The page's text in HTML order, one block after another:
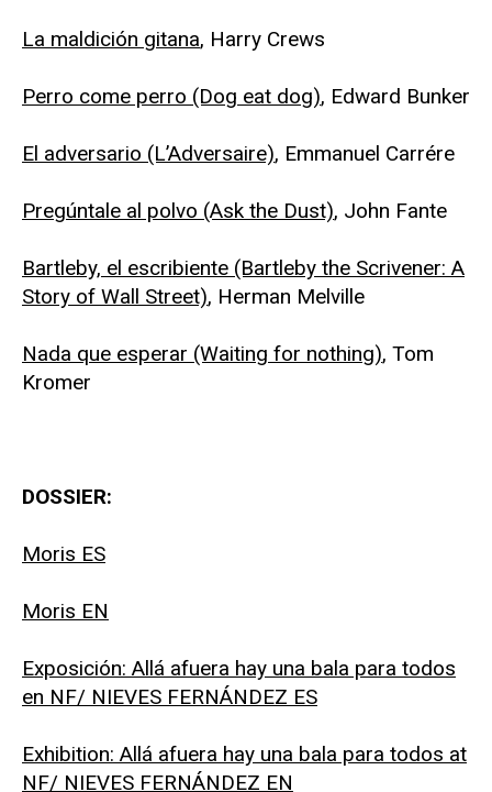
La maldición gitana, Harry Crews
Perro come perro (Dog eat dog), Edward Bunker
El adversario (L’Adversaire), Emmanuel Carrére
Pregúntale al polvo (Ask the Dust), John Fante
Bartleby, el escribiente (Bartleby the Scrivener: A
Story of Wall Street), Herman Melville
Nada que esperar (Waiting for nothing), Tom
Kromer
DOSSIER:
Moris ES
Moris EN
Exposición: Allá afuera hay una bala para todos
en NF/ NIEVES FERNÁNDEZ ES
Exhibition: Allá afuera hay una bala para todos at
NF/ NIEVES FERNÁNDEZ EN